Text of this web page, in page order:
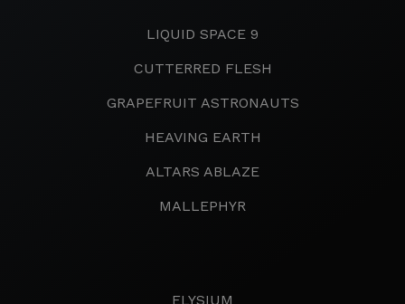
LIQUID SPACE 9
CUTTERRED FLESH
GRAPEFRUIT ASTRONAUTS
HEAVING EARTH
ALTARS ABLAZE
MALLEPHYR
ELYSIUM